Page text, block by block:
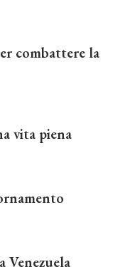
combattere la
vita piena
Venezuela